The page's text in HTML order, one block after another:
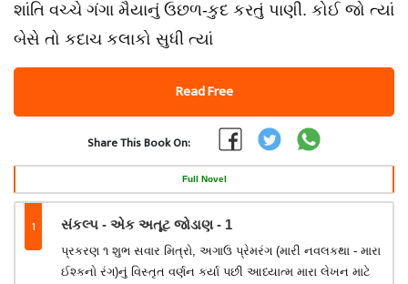
શાંતિ વચ્ચે ગંગા મૈયાનું ઉછળ-કુદ કરતું પાણી. કોઈ જો ત્યાં
બેસે તો કદાચ કલાકો સુધી ત્યાં
Read Free
Share This Book On:
Full Novel
1 સંકલ્પ - એક અતૂટ જોડાણ - 1
પ્રકરણ ૧ શુભ સવાર મિત્રો, અગાઉ પ્રેમરંગ (મારી નવલકથા - મારા
ઈશ્કનો રંગ)નું વિસ્તૃત વર્ણન કર્યા પછી આધ્યાત્મ મારા લેખન માટે